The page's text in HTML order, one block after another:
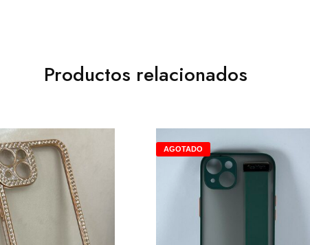
Productos relacionados
AGOTADO